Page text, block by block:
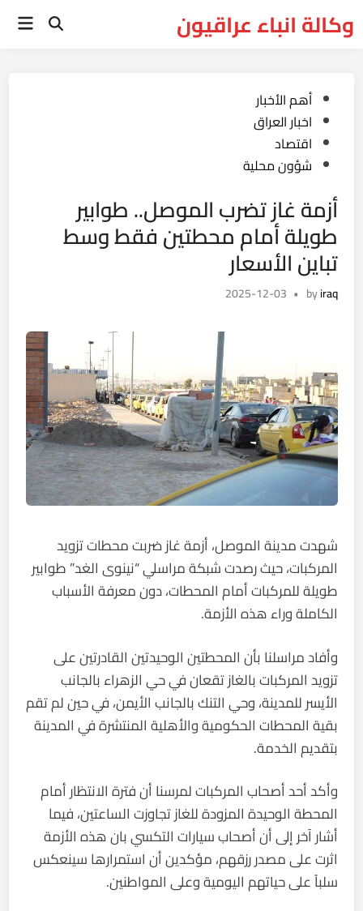
toوكالة انباء عراقيون Open
Posted
in
أهم الأخبار
اخبار العراق
اقتصاد
شؤون محلية
أزمة غاز تضرب الموصل.. طوابير
طويلة أمام محطتين فقط وسط
تباين الأسعار
byiraq
•
2025-12-03
شهدت مدينة الموصل، أزمة غاز ضربت محطات تزويد
المركبات، حيث رصدت شبكة مراسلي “نينوى الغد” طوابير
طويلة للمركبات أمام المحطات، دون معرفة الأسباب
الكاملة وراء هذه الأزمة.
وأفاد مراسلنا بأن المحطتين الوحيدتين القادرتين على
تزويد المركبات بالغاز تقعان في حي الزهراء بالجانب
الأيسر للمدينة، وحي التنك بالجانب الأيمن، في حين لم تقم
بقية المحطات الحكومية والأهلية المنتشرة في المدينة
بتقديم الخدمة.
وأكد أحد أصحاب المركبات لمرسنا أن فترة الانتظار أمام
المحطة الوحيدة المزودة للغاز تجاوزت الساعتين، فيما
أشار آخر إلى أن أصحاب سيارات التكسي بان هذه الأزمة
اثرت على مصدر رزقهم، مؤكدين أن استمرارها سينعكس
سلباً على حياتهم اليومية وعلى المواطنين.